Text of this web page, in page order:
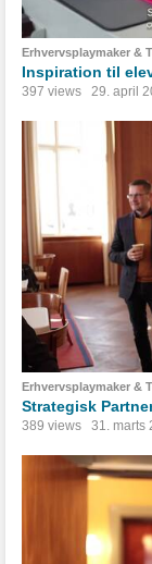
Erhvervsplaymaker &
Inspiration til
397 views 29. april
Erhvervsplaymaker &
Strategisk
389 views 31. marts